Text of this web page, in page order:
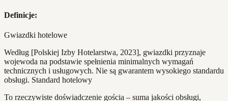
Definicje:
Gwiazdki hotelowe
Według [Polskiej Izby Hotelarstwa, 2023], gwiazdki przyznaje
wojewoda na podstawie spełnienia minimalnych wymagań
technicznych i usługowych. Nie są gwarantem wysokiego standardu
obsługi. Standard hotelowy
To rzeczywiste doświadczenie gościa – suma jakości obsługi,